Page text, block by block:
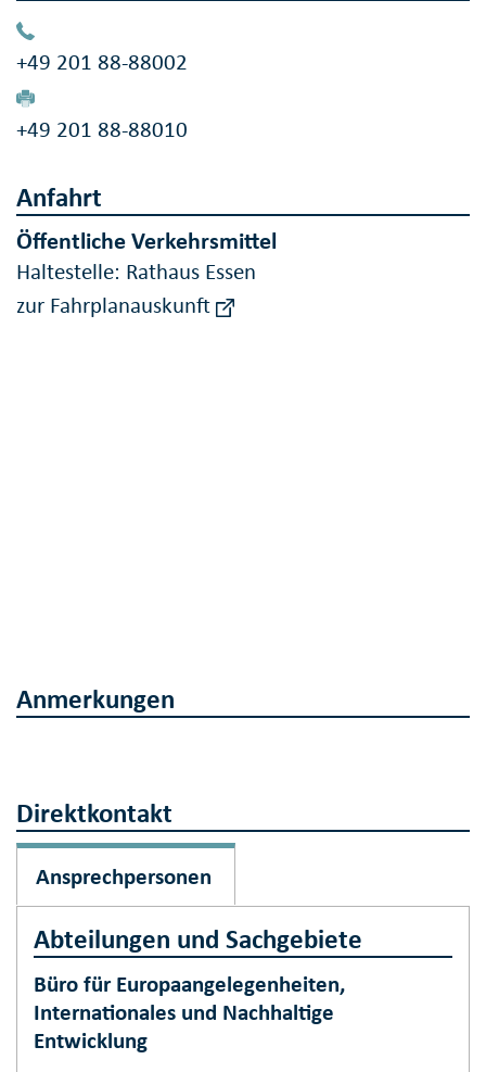
+49 201 88-88002
+49 201 88-88010
Anfahrt
Öffentliche Verkehrsmittel
Haltestelle: Rathaus Essen
zur Fahrplanauskunft
Anmerkungen
Direktkontakt
Ansprechpersonen
Abteilungen und Sachgebiete
Büro für Europaangelegenheiten,
Internationales und Nachhaltige
Entwicklung